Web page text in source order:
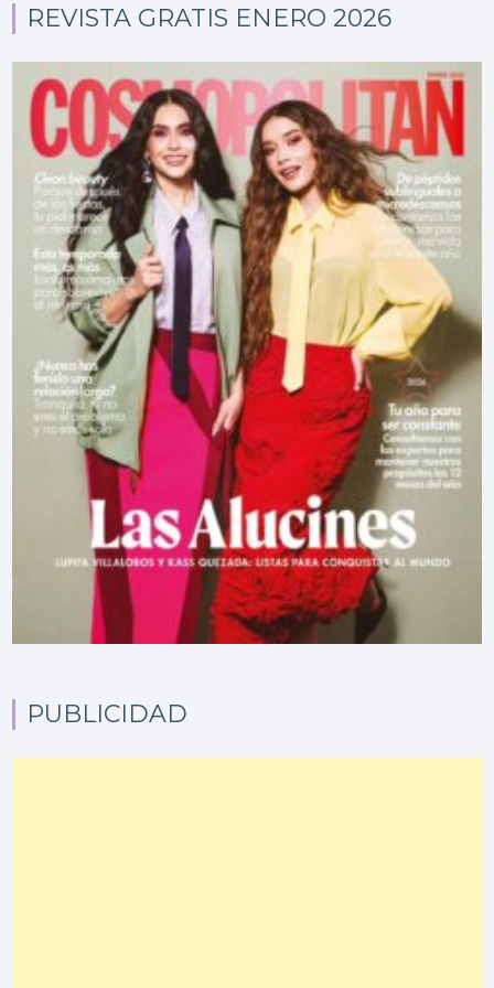
REVISTA GRATIS ENERO 2026
PUBLICIDAD